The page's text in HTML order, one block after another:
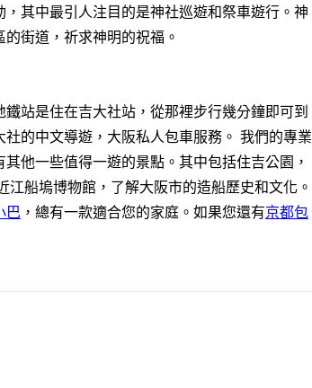
其中最引人注目的是神社巡遊和祭車遊行。神
街道，祈求神明的祝福。
站是住在吉大社站，從那裡步行幾分鐘即可到
的中文導遊，大阪私人包車服務。 我們的專業
他一些值得一遊的景點。其中包括住吉公園，
船塢博物館，了解大阪市的造船歷史和文化。
巴 ，總有一款適合您的家庭。如果您還有京都包